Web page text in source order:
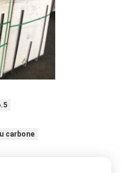
carbone